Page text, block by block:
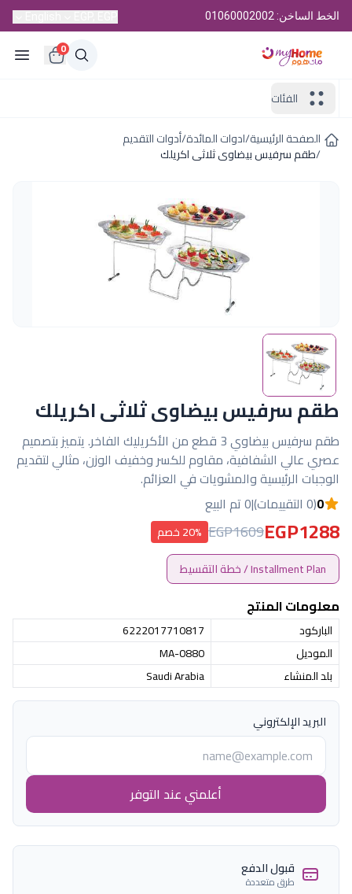
الخط الساخن: 01060002002
0
الفئات
الصفحة الرئيسية/ادوات المائدة/أدوات التقديم
/طقم سرفيس بيضاوى ثلاثى اكريلك
طقم سرفيس بيضاوى ثلاثى اكريلك
طقم سرفيس بيضاوي 3 قطع من الأكريليك الفاخر. يتميز بتصميم
عصري عالي الشفافية، مقاوم للكسر وخفيف الوزن، مثالي لتقديم
الوجبات الرئيسية والمشويات في العزائم.
0(0 التقييمات) |0 تم البيع
EGP1288
EGP1609 20% خصم
Installment Plan / خطة التقسيط
معلومات المنتج
الباركود
6222017710817
الموديل
MA-0880
بلد المنشاء
Saudi Arabia
البريد الإلكتروني
أعلمني عند التوفر
قبول الدفع
طرق متعددة